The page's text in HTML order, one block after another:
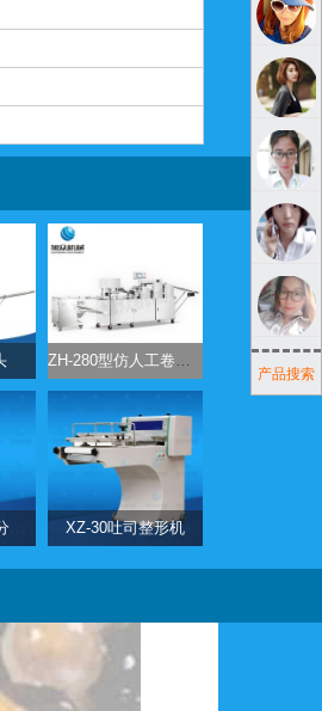
MP800型刀切馒头成型机 ZH-280型仿人工卷面式包子机馒头机
XZ-36面团(馅料)分块机 XZ-30吐司整形机
产品搜索